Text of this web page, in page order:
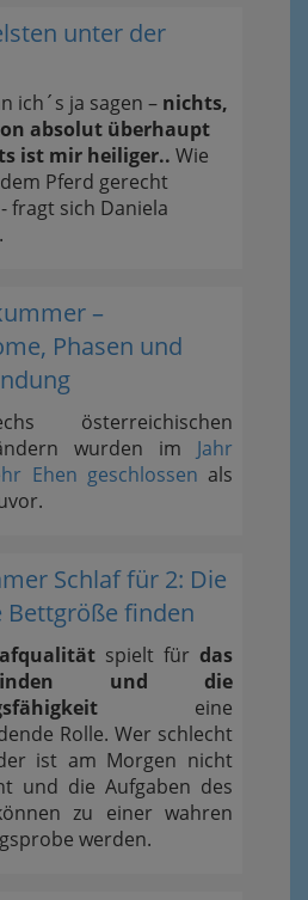
unter der
ich´s ja sagen – nichts,
absolut überhaupt
ist mir heiliger.. Wie
Pferd gerecht
fragt sich Daniela
–
Phasen und
österreichischen
wurden im Jahr
Ehen geschlossen als
Schlaf für 2: Die
Bettgröße finden
spielt für das
und die
eine
Rolle. Wer schlecht
ist am Morgen nicht
und die Aufgaben des
zu einer wahren
werden.